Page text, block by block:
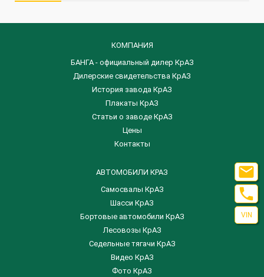
КОМПАНИЯ
БАНГА - официальный дилер КрАЗ
Дилерские свидетельства КрАЗ
История завода КрАЗ
Плакаты КрАЗ
Статьи о заводе КрАЗ
Цены
Контакты
АВТОМОБИЛИ КРАЗ
Самосвалы КрАЗ
Шасси КрАЗ
Бортовые автомобили КрАЗ
Лесовозы КрАЗ
Седельные тягачи КрАЗ
Видео КрАЗ
Фото КрАЗ


VIN